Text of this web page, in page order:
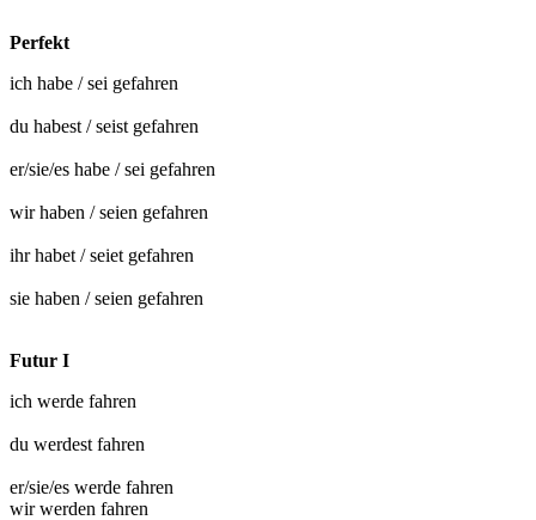
Perfekt
ich habe / sei gefahren
du habest / seist gefahren
er/sie/es habe / sei gefahren
wir haben / seien gefahren
ihr habet / seiet gefahren
sie haben / seien gefahren
Futur I
ich werde fahren
du werdest fahren
er/sie/es werde fahren
wir werden fahren